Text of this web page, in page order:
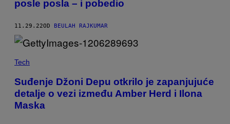
posle posla – i pobedio
11.29.22OD BEULAH RAJKUMAR
Tech
Suđenje Džoni Depu otkrilo je zapanjujuće
detalje o vezi između Amber Herd i Ilona
Maska